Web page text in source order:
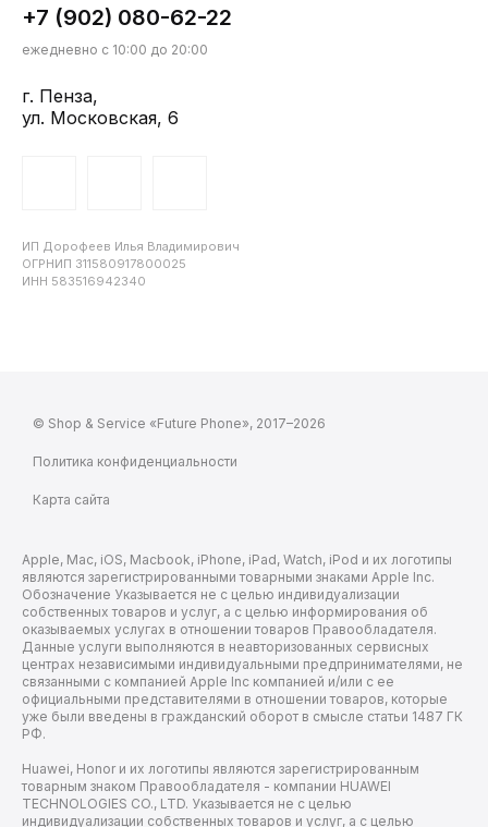
+7 (902) 080-62-22
ежедневно с 10:00 до 20:00
г. Пенза,
ул. Московская, 6
ИП Дорофеев Илья Владимирович
ОГРНИП 311580917800025
ИНН 583516942340
© Shop & Service «Future Phone», 2017–2026
Политика конфиденциальности
Карта сайта
Apple, Mac, iOS, Macbook, iPhone, iPad, Watch, iPod и их логотипы
являются зарегистрированными товарными знаками Apple Inc.
Обозначение Указывается не с целью индивидуализации
собственных товаров и услуг, а с целью информирования об
оказываемых услугах в отношении товаров Правообладателя.
Данные услуги выполняются в неавторизованных сервисных
центрах независимыми индивидуальными предпринимателями, не
связанными с компанией Apple Inc компанией и/или с ее
официальными представителями в отношении товаров, которые
уже были введены в гражданский оборот в смысле статьи 1487 ГК
РФ.
Huawei, Honor и их логотипы являются зарегистрированным
товарным знаком Правообладателя - компании HUAWEI
TECHNOLOGIES CO., LTD. Указывается не с целью
индивидуализации собственных товаров и услуг, а с целью